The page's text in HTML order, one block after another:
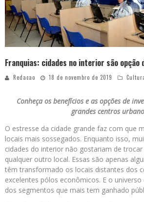
Franquias: cidades no interior são opção
Redacao 18 de novembro de 2019
Conheça os benefícios e as opções de
grandes centros
O estresse da cidade grande faz com que
locais mais sossegados. Enquanto isso,
cidades do interior não gostariam de
qualquer outro local. Essas são apenas
têm transformado os locais distantes dos
excelentes pólos econômicos. E o
dos segmentos que mais tem ganhado